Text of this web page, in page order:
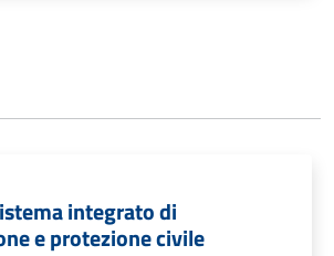
integrato di
e protezione civile